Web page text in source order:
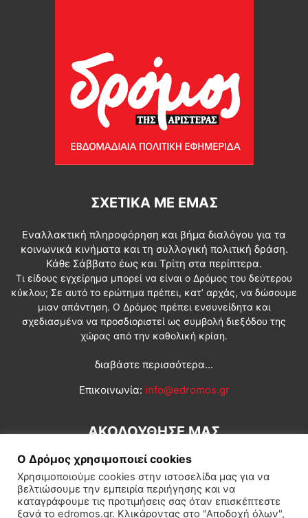
ΣΧΕΤΙΚΆ ΜΕ ΕΜΆΣ
Εναλλακτική πληροφόρηση και βήμα διαλόγου για τα
κοινωνικά κινήματα και τη συλλογική πολιτική δράση.
Κάθε Σάββατο έως και Τρίτη στα περίπτερα.
Τι είδους εγχείρημα μπορεί να είναι ο Δρόμος του δεύτερου
κύκλου; Σε αυτό το ερώτημα πρέπει, κατ’ αρχάς, να δώσουμε
μιαν απάντηση. Ο Δρόμος πρέπει ενσυνείδητα και
σχεδιασμένα να προσδιοριστεί ως συμβολή διεξόδου της
χώρας από την καθολική κρίση.
διαβάστε περισσότερα...
Επικοινωνία: info@edromos.gr
ΑΚΟΛΟΥΘΗΣΕ ΜΑΣ
Ο Δρόμος χρησιμοποιεί cookies
Χρησιμοποιούμε cookies στην ιστοσελίδα μας για να
βελτιώσουμε την εμπειρία περιήγησης και να
καταγράφουμε τις προτιμήσεις σας όταν επισκέπτεστε
ξανά το edromos.gr. Κλικάροντας στο "Αποδοχή όλων",